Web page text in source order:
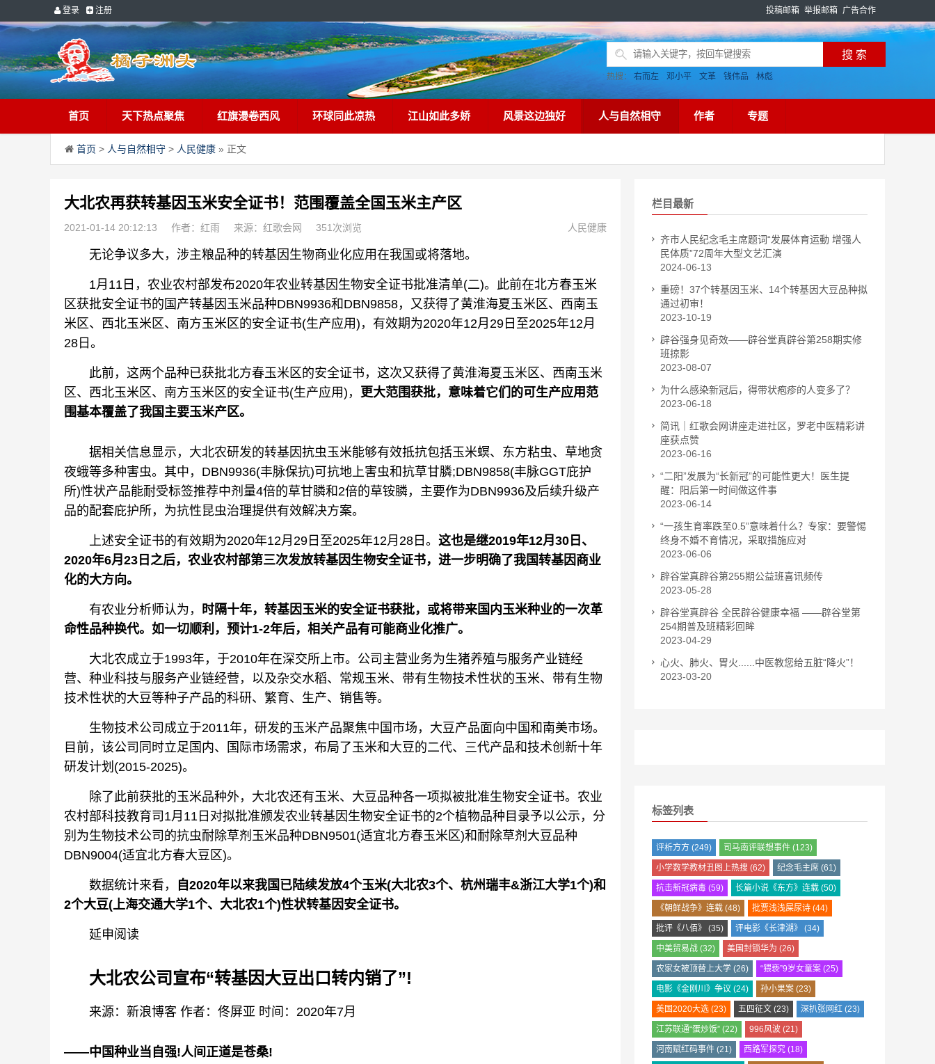
登录 注册 投稿邮箱 举报邮箱 广告合作
热搜： 右而左 邓小平 文革 钱伟品 林彪
首页 天下热点聚焦 红旗漫卷西风 环球同此凉热 江山如此多娇 风景这边独好 人与自然相守 作者 专题
首页 > 人与自然相守 > 人民健康 » 正文
大北农再获转基因玉米安全证书！范围覆盖全国玉米主产区
2021-01-14 20:12:13 作者：红雨 来源：红歌会网 351次浏览 人民健康
无论争议多大，涉主粮品种的转基因生物商业化应用在我国或将落地。
1月11日，农业农村部发布2020年农业转基因生物安全证书批准清单(二)。此前在北方春玉米
区获批安全证书的国产转基因玉米品种DBN9936和DBN9858，又获得了黄淮海夏玉米区、西南玉
米区、西北玉米区、南方玉米区的安全证书(生产应用)，有效期为2020年12月29日至2025年12月
28日。
此前，这两个品种已获批北方春玉米区的安全证书，这次又获得了黄淮海夏玉米区、西南玉米
区、西北玉米区、南方玉米区的安全证书(生产应用)， 更大范围获批，意味着它们的可生产应用范
围基本覆盖了我国主要玉米产区。
据相关信息显示，大北农研发的转基因抗虫玉米能够有效抵抗包括玉米螟、东方粘虫、草地贪
夜蛾等多种害虫。其中，DBN9936(丰脉保抗)可抗地上害虫和抗草甘膦;DBN9858(丰脉GGT庇护
所)性状产品能耐受标签推荐中剂量4倍的草甘膦和2倍的草铵膦，主要作为DBN9936及后续升级产
品的配套庇护所，为抗性昆虫治理提供有效解决方案。
上述安全证书的有效期为2020年12月29日至2025年12月28日。 这也是继2019年12月30日、
2020年6月23日之后，农业农村部第三次发放转基因生物安全证书，进一步明确了我国转基因商业
化的大方向。
有农业分析师认为， 时隔十年，转基因玉米的安全证书获批，或将带来国内玉米种业的一次革
命性品种换代。如一切顺利，预计1-2年后，相关产品有可能商业化推广。
大北农成立于1993年，于2010年在深交所上市。公司主营业务为生猪养殖与服务产业链经
营、种业科技与服务产业链经营，以及杂交水稻、常规玉米、带有生物技术性状的玉米、带有生物
技术性状的大豆等种子产品的科研、繁育、生产、销售等。
生物技术公司成立于2011年，研发的玉米产品聚焦中国市场，大豆产品面向中国和南美市场。
目前，该公司同时立足国内、国际市场需求，布局了玉米和大豆的二代、三代产品和技术创新十年
研发计划(2015-2025)。
除了此前获批的玉米品种外，大北农还有玉米、大豆品种各一项拟被批准生物安全证书。农业
农村部科技教育司1月11日对拟批准颁发农业转基因生物安全证书的2个植物品种目录予以公示，分
别为生物技术公司的抗虫耐除草剂玉米品种DBN9501(适宜北方春玉米区)和耐除草剂大豆品种
DBN9004(适宜北方春大豆区)。
数据统计来看，
自2020年以来我国已陆续发放4个玉米(大北农3个、杭州瑞丰&浙江大学1个)和
2个大豆(上海交通大学1个、大北农1个)性状转基因安全证书。
延申阅读
大北农公司宣布“转基因大豆出口转内销了”!
来源：新浪博客 作者：佟屏亚 时间：2020年7月
——中国种业当自强!人间正道是苍桑!
栏目最新
齐市人民纪念毛主席题词“发展体育运動 增强人
民体质”72周年大型文艺汇演
2024-06-13
重磅！37个转基因玉米、14个转基因大豆品种拟
通过初审！
2023-10-19
辟谷强身见奇效——辟谷堂真辟谷第258期实修
班掠影
2023-08-07
为什么感染新冠后，得带状疱疹的人变多了？
2023-06-18
简讯｜红歌会网讲座走进社区，罗老中医精彩讲
座获点赞
2023-06-16
“二阳”发展为“长新冠”的可能性更大！医生提
醒：阳后第一时间做这件事
2023-06-14
“一孩生育率跌至0.5”意味着什么？专家：要警惕
终身不婚不育情况，采取措施应对
2023-06-06
辟谷堂真辟谷第255期公益班喜讯频传
2023-05-28
辟谷堂真辟谷 全民辟谷健康幸福 ——辟谷堂第
254期普及班精彩回眸
2023-04-29
心火、肺火、胃火......中医教您给五脏“降火”！
2023-03-20
标签列表
评析方方 (249) 司马南评联想事件 (123)
小学数学教材丑图上热搜 (62) 纪念毛主席 (61)
抗击新冠病毒 (59) 长篇小说《东方》连载 (50)
《朝鲜战争》连载 (48) 批贾浅浅屎尿诗 (44)
批评《八佰》 (35) 评电影《长津湖》 (34)
中美贸易战 (32) 美国封锁华为 (26)
农家女被顶替上大学 (26) “猥亵”9岁女童案 (25)
电影《金刚川》争议 (24) 孙小果案 (23)
美国2020大选 (23) 五四征文 (23) 深扒张网红 (23)
江苏联通“蛋炒饭” (22) 996风波 (21)
河南赋红码事件 (21) 西路军探究 (18)